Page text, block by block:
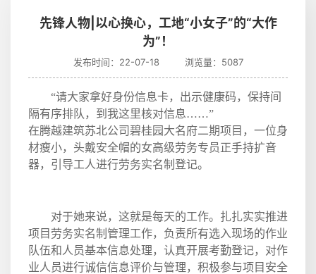
先锋人物|以心换心，工地“小女子”的“大作
为”！
发布时间：22-07-18 浏览量：5087
“请大家拿好身份信息卡，出示健康码，保持间
隔有序排队，到我这里核对信息……”
在腾越建筑苏北公司碧桂园大名府二期项目，一位身
材瘦小，头戴安全帽的女高级劳务专员正手持扩音
器，引导工人进行劳务实名制登记。
对于她来说，这就是每天的工作。扎扎实实推进
项目劳务实名制管理工作，负责所有选入现场的作业
队伍和人员基本信息处理，认真开展考勤登记，对作
业人员进行诚信信息评价与管理，积极参与项目安全